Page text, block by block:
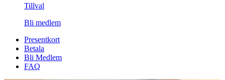
Tillval
Bli medlem
Presentkort
Betala
Bli Medlem
FAQ